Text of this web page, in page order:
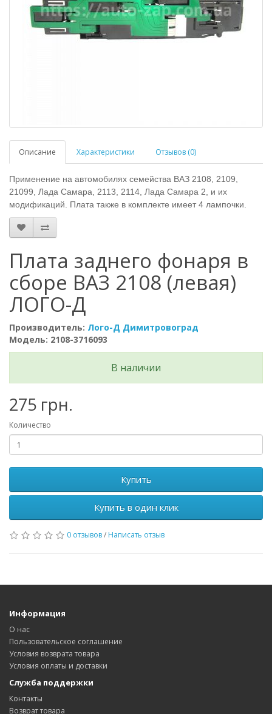
Описание Характеристики Отзывов (0)
Применение на автомобилях семейства ВАЗ 2108, 2109,
21099, Лада Самара, 2113, 2114, Лада Самара 2, и их
модификаций. Плата также в комплекте имеет 4 лампочки.
Плата заднего фонаря в
сборе ВАЗ 2108 (левая)
ЛОГО-Д
Производитель: Лого-Д Димитровоград
Модель: 2108-3716093
В наличии
275 грн.
Количество
Купить
Купить в один клик
0 отзывов/ Написать отзыв
Информация
О нас
Пользовательское соглашение
Условия возврата товара
Условия оплаты и доставки
Служба поддержки
Контакты
Возврат товара